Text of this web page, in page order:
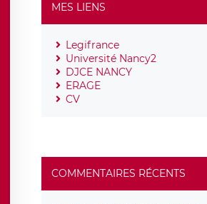
MES LIENS
Legifrance
Université Nancy2
DJCE NANCY
ERAGE
CV
COMMENTAIRES RÉCENTS